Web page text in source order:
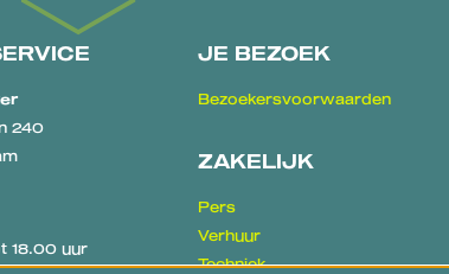
240
18.00 uur
JE BEZOEK
Bezoekersvoorwaarden
ZAKELIJK
Pers
Verhuur
Techniek